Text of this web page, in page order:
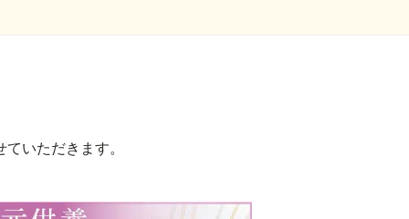
2018年2月
いただきます。